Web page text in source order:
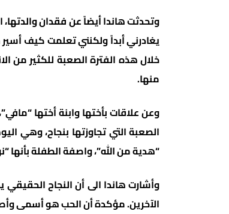
وتحدثت هاندا أيضاً عن فقدان
يغادرني أبداً ولكنني تعلمت كيف
خلال هذه الفترة الصعبة للكثير من
منها.
وعن علاقات بأختها وابنة أختها
الصعبة التي تجاوزتها بنجاح، وهي
“هدية من الله”، واصفة الطفلة بأنها
وأشارت هاندا الى أن النجاح
الآخرين. مؤكدة أن الحب هو أسمى